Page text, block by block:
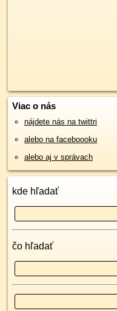
Viac o nás
nájdete nás na twittri
alebo na faceboooku
alebo aj v správach
kde hľadať
čo hľadať